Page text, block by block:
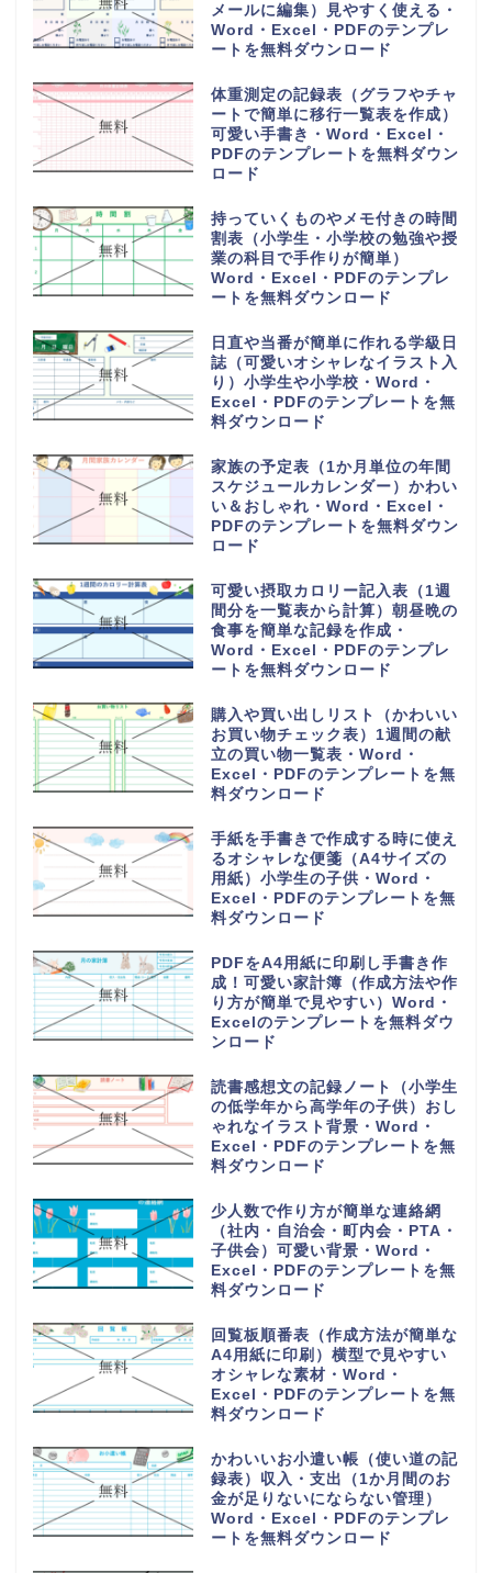
メールに編集）見やすく使える・
Word・Excel・PDFのテンプレ
ートを無料ダウンロード
体重測定の記録表（グラフやチャ
ートで簡単に移行一覧表を作成）
可愛い手書き・Word・Excel・
PDFのテンプレートを無料ダウン
ロード
持っていくものやメモ付きの時間
割表（小学生・小学校の勉強や授
業の科目で手作りが簡単）
Word・Excel・PDFのテンプレ
ートを無料ダウンロード
日直や当番が簡単に作れる学級日
誌（可愛いオシャレなイラスト入
り）小学生や小学校・Word・
Excel・PDFのテンプレートを無
料ダウンロード
家族の予定表（1か月単位の年間
スケジュールカレンダー）かわい
い＆おしゃれ・Word・Excel・
PDFのテンプレートを無料ダウン
ロード
可愛い摂取カロリー記入表（1週
間分を一覧表から計算）朝昼晩の
食事を簡単な記録を作成・
Word・Excel・PDFのテンプレ
ートを無料ダウンロード
購入や買い出しリスト（かわいい
お買い物チェック表）1週間の献
立の買い物一覧表・Word・
Excel・PDFのテンプレートを無
料ダウンロード
手紙を手書きで作成する時に使え
るオシャレな便箋（A4サイズの
用紙）小学生の子供・Word・
Excel・PDFのテンプレートを無
料ダウンロード
PDFをA4用紙に印刷し手書き作
成！可愛い家計簿（作成方法や作
り方が簡単で見やすい）Word・
Excelのテンプレートを無料ダウ
ンロード
読書感想文の記録ノート（小学生
の低学年から高学年の子供）おし
ゃれなイラスト背景・Word・
Excel・PDFのテンプレートを無
料ダウンロード
少人数で作り方が簡単な連絡網
（社内・自治会・町内会・PTA・
子供会）可愛い背景・Word・
Excel・PDFのテンプレートを無
料ダウンロード
回覧板順番表（作成方法が簡単な
A4用紙に印刷）横型で見やすい
オシャレな素材・Word・
Excel・PDFのテンプレートを無
料ダウンロード
かわいいお小遣い帳（使い道の記
録表）収入・支出（1か月間のお
金が足りないにならない管理）
Word・Excel・PDFのテンプレ
ートを無料ダウンロード